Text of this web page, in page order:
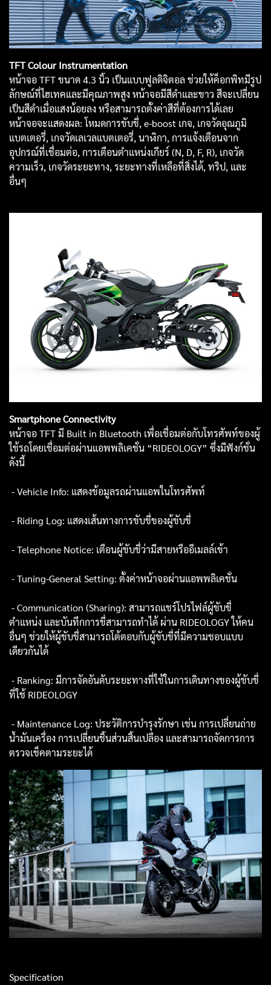
TFT Colour Instrumentation
หน้าจอ TFT ขนาด 4.3 นิ้ว เป็นแบบฟูลดิจิตอล ช่วยให้ค็อกพิทมีรูป
ลักษณ์ที่ไฮเทคและมีคุณภาพสูง หน้าจอมีสีดำและขาว สีจะเปลี่ยน
เป็นสีดำเมื่อแสงน้อยลง หรือสามารถตั้งค่าสีที่ต้องการได้เลย
หน้าจอจะแสดงผล: โหมดการขับขี่, e-boost เกจ, เกจวัดอุณภูมิ
แบตเตอรี่, เกจวัดเลเวลแบตเตอรี่, นาฬิกา, การแจ้งเตือนจาก
อุปกรณ์ที่เชื่อมต่อ, การเตือนตำแหน่งเกียร์ (N, D, F, R), เกจวัด
ความเร็ว, เกจวัดระยะทาง, ระยะทางที่เหลือที่สิ่งได้, ทริป, และ
อื่นๆ
Smartphone Connectivity
หน้าจอ TFT มี Built in Bluetooth เพื่อเชื่อมต่อกับโทรศัพท์ของผู้
ใช้รถโดยเชื่อมต่อผ่านแอพพลิเคชั่น “RIDEOLOGY” ซึ่งมีฟังก์ชั่น
ดังนี้
- Vehicle Info: แสดงข้อมูลรถผ่านแอพในโทรศัพท์
- Riding Log: แสดงเส้นทางการขับขี่ของผู้ขับขี่
- Telephone Notice: เตือนผู้ขับขี่ว่ามีสายหรืออีเมลล์เข้า
- Tuning-General Setting: ตั้งค่าหน้าจอผ่านแอพพลิเคชั่น
- Communication (Sharing): สามารถแชร์โปรไฟล์ผู้ขับขี่
ตำแหน่ง และบันทึกการขี่สามารถทำได้ ผ่าน RIDEOLOGY ให้คน
อื่นๆ ช่วยให้ผู้ขับขี่สามารถโต้ตอบกับผู้ขับขี่ที่มีความชอบแบบ
เดียวกันได้
- Ranking: มีการจัดอันดับระยะทางที่ใช้ในการเดินทางของผู้ขับขี่
ที่ใช้ RIDEOLOGY
- Maintenance Log: ประวัติการบำรุงรักษา เช่น การเปลี่ยนถ่าย
น้ำมันเครื่อง การเปลี่ยนชิ้นส่วนสิ้นเปลือง และสามารถจัดการการ
ตรวจเช็คตามระยะได้
Specification